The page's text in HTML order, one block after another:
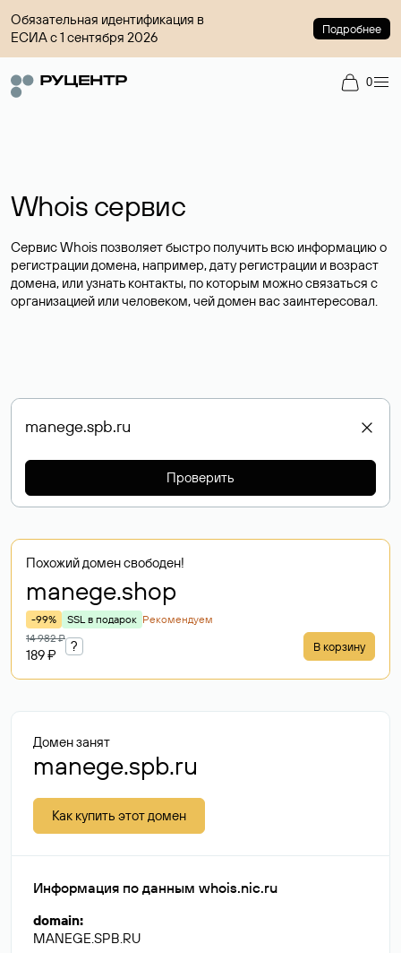
Обязательная идентификация в
ЕСИА с 1 сентября 2026
Подробнее
0
Whois сервис
Сервис Whois позволяет быстро получить всю информацию о
регистрации домена, например, дату регистрации и возраст
домена, или узнать контакты, по которым можно связаться с
организацией или человеком, чей домен вас заинтересовал.
Проверить
Похожий домен свободен!
manege.shop
-99% SSL в подарок Рекомендуем
14 982 ₽
189 ₽
? В корзину
Домен занят
manege.spb.ru
Как купить этот домен
Информация по данным whois.nic.ru
domain:
MANEGE.SPB.RU